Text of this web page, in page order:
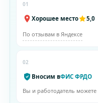
01
Хорошее место 5,0
По отзывам в Яндексе
02
Вносим вФИС ФРДО
Вы и работодатель